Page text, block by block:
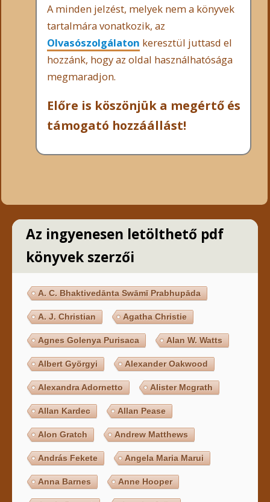
A minden jelzést, melyek nem a könyvek
tartalmára vonatkozik, az
Olvasószolgálaton keresztül juttasd el
hozzánk, hogy az oldal használhatósága
megmaradjon.
Előre is köszönjük a megértő és
támogató hozzáállást!
Az ingyenesen letölthető pdf
könyvek szerzői
A. C. Bhaktivedānta Swāmī Prabhupāda
A. J. Christian Agatha Christie
Agnes Golenya Purisaca Alan W. Watts
Albert Györgyi Alexander Oakwood
Alexandra Adornetto Alister Mcgrath
Allan Kardec Allan Pease
Alon Gratch Andrew Matthews
András Fekete Angela Maria Marui
Anna Barnes Anne Hooper